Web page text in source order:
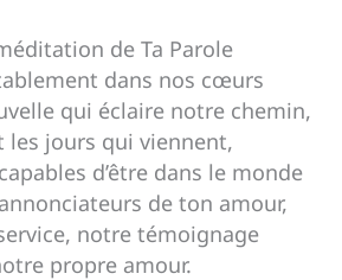
de Ta Parole
dans nos cœurs
qui éclaire notre chemin,
les jours qui viennent,
d’être dans le monde
de ton amour,
notre témoignage
propre amour.